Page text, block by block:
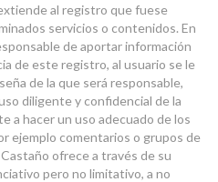
al registro que fuese
servicios o contenidos. En
de aportar información
de este registro, al usuario se le
de la que será responsable,
diligente y confidencial de la
a hacer un uso adecuado de los
ejemplo comentarios o grupos de
ofrece a través de su
pero no limitativo, a no